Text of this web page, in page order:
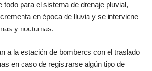
todo para el sistema de drenaje pluvial,
en época de lluvia y se interviene
y nocturnas.
a la estación de bomberos con el traslado
en caso de registrarse algún tipo de